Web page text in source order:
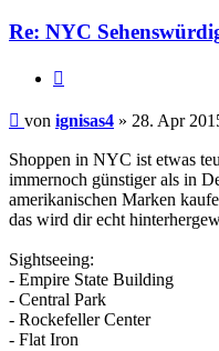
Re: NYC
Beitrag
von ignisas4 » 28. Apr
Shoppen in NYC ist etwas
immernoch günstiger als in
amerikanischen Marken
das wird dir echt
Sightseeing:
- Empire State Building
- Central Park
- Rockefeller Center
- Flat Iron